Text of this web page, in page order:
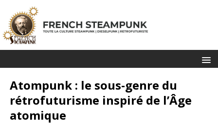
Atompunk : le sous-genre du
rétrofuturisme inspiré de l’Âge
atomique